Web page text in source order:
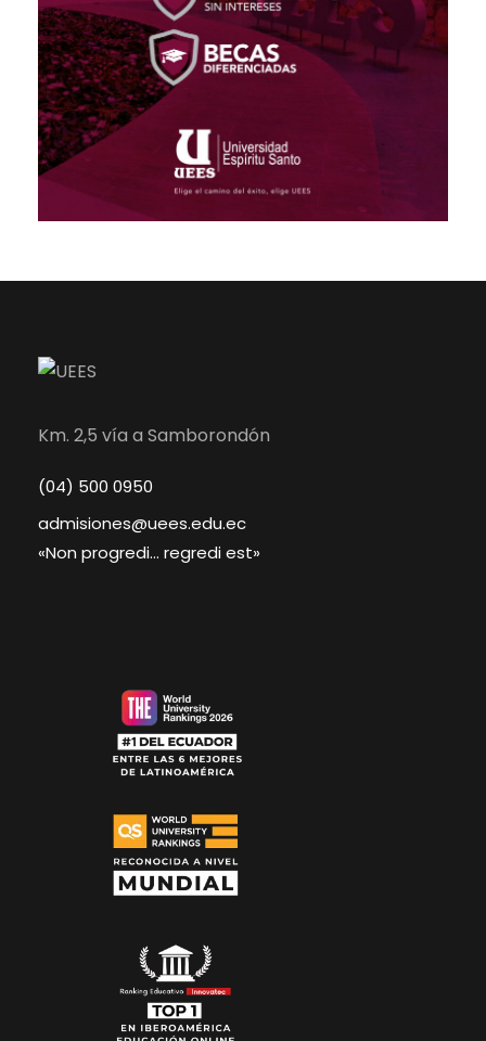
Km. 2,5 vía a Samborondón
(04) 500 0950
admisiones@uees.edu.ec
«Non progredi… regredi est»